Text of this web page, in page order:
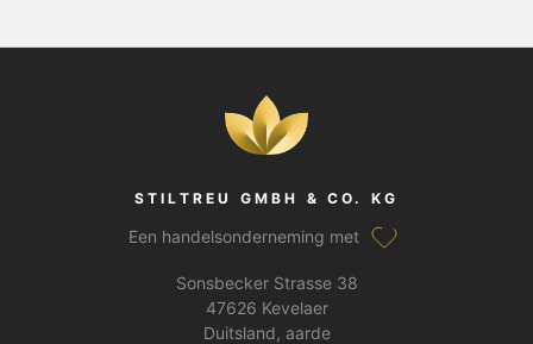
STILTREU GMBH & CO. KG
Een handelsonderneming met
Sonsbecker Strasse 38
47626 Kevelaer
Duitsland, aarde